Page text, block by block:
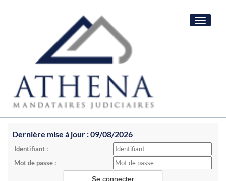
Toggle
Dernière mise à jour : 09/08/2026
Identifiant :
Mot de passe :